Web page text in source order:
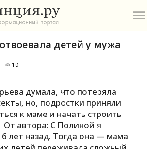
О
П
детей у мужа
10
думала, что потеряла
но, подростки приняли
к маме и начать строить
автора: С Полиной я
лет назад. Тогда она — мама